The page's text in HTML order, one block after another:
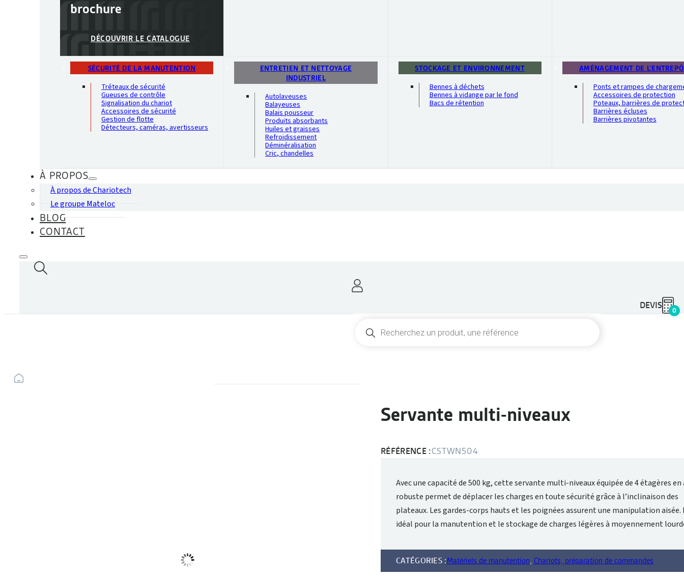
brochure
DÉCOUVRIR LE CATALOGUE
SÉCURITÉ DE LA MANUTENTION
Tréteaux de sécurité
Gueuses de contrôle
Signalisation du chariot
Accessoires de sécurité
Gestion de flotte
Détecteurs, caméras, avertisseurs
ENTRETIEN ET NETTOYAGE
INDUSTRIEL
Autolaveuses
Balayeuses
Balais pousseur
Produits absorbants
Huiles et graisses
Refroidissement
Déminéralisation
Cric, chandelles
STOCKAGE ET ENVIRONNEMENT
Bennes à déchets
Bennes à vidange par le fond
Bacs de rétention
AMÉNAGEMENT DE
Ponts et rampes de
Accessoires de protection
Poteaux, barrières de
Barrières écluses
Barrières pivotantes
À PROPOS
À propos de Chariotech
Le groupe Mateloc
BLOG
CONTACT
produits
0
DEVIS
Servante multi-niveaux
RÉFÉRENCE :CSTWN504
Avec une capacité de 500 kg, cette servante multi-niveaux équipée de 4 étagères en
robuste permet de déplacer les charges en toute sécurité grâce à l’inclinaison des
plateaux. Les gardes-corps hauts et les poignées assurent une manipulation aisée.
idéal pour la manutention et le stockage de charges légères à moyennement
CATÉGORIES :Matériels de manutention, Chariots, préparation de commandes